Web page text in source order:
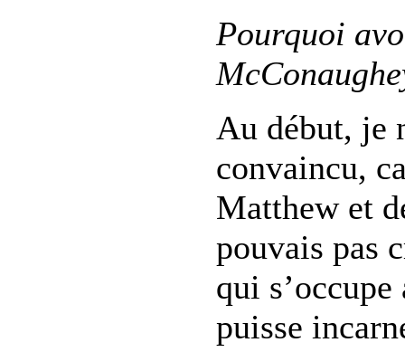
Pourquoi
Au début, je
convaincu,
Matthew et
pouvais pas
qui
puisse